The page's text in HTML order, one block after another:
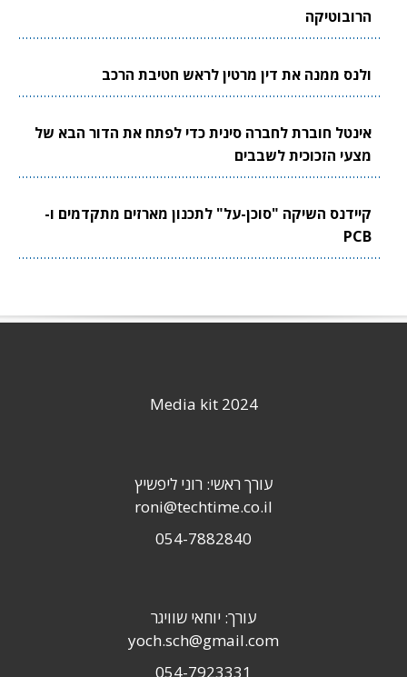
הרובוטיקה
ולנס ממנה את דין מרטין לראש חטיבת הרכב
אינטל חוברת לחברה סינית כדי לפתח את הדור הבא של
מצעי הזכוכית לשבבים
קיידנס השיקה "סוכן-על" לתכנון מארזים מתקדמים ו-
PCB
Media kit 2024
עורך ראשי: רוני ליפשיץ
roni@techtime.co.il
054-7882840
עורך: יוחאי שוויגר
yoch.sch@gmail.com
054-7923331